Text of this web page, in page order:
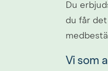
Du
du får
Vi som